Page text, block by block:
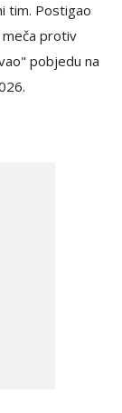
tim. Postigao
meča protiv
pobjedu na